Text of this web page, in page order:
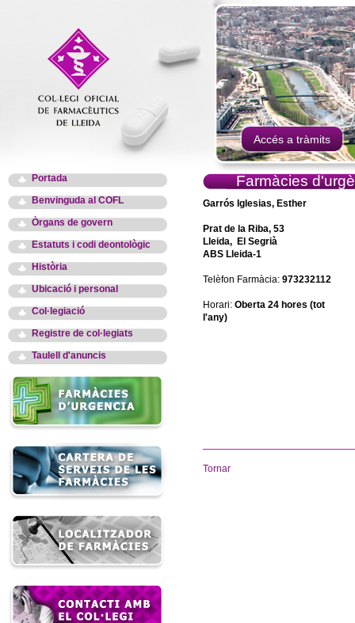
Accés a tràmits
Portada
Benvinguda al COFL
Òrgans de govern
Estatuts i codi deontològic
Història
Ubicació i personal
Col·legiació
Registre de col·legiats
Taulell d'anuncis
Farmàcies
Garrós Iglesias, Esther
Prat de la Riba, 53
Lleida, El Segrià
ABS Lleida-1
Telèfon Farmàcia: 973232112
Horari: Oberta 24 hores (tot
l'any)
Tornar